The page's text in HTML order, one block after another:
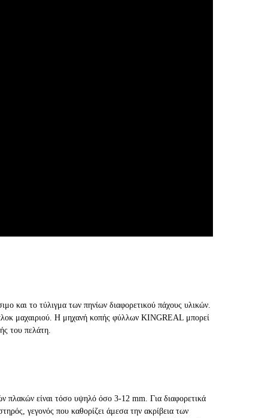
και το τύλιγμα των πηνίων διαφορετικού πάχους υλικών.
μαχαιριού. Η μηχανή κοπής φύλλων KINGREAL μπορεί
του πελάτη.
πλακών είναι τόσο υψηλό όσο 3-12 mm. Για διαφορετικά
γεγονός που καθορίζει άμεσα την ακρίβεια των